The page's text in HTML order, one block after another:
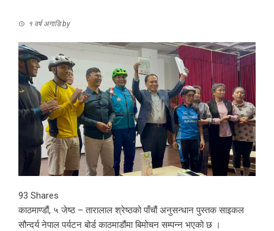
१ वर्ष अगाडिby
93 Shares
काठमाण्डौं, ५ जेष्ठ – तारालाल श्रेष्ठको पाँचौं अनुसन्धान पुस्तक साइकल
सौन्दर्य नेपाल पर्यटन बोर्ड काठमाडौंमा बिमोचन सम्पन्न भएको छ ।